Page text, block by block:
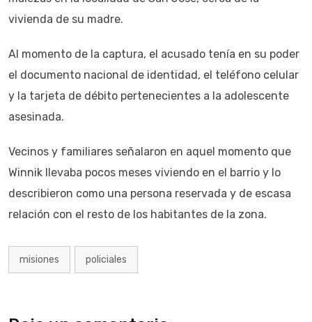
vivienda de su madre.
Al momento de la captura, el acusado tenía en su poder
el documento nacional de identidad, el teléfono celular
y la tarjeta de débito pertenecientes a la adolescente
asesinada.
Vecinos y familiares señalaron en aquel momento que
Winnik llevaba pocos meses viviendo en el barrio y lo
describieron como una persona reservada y de escasa
relación con el resto de los habitantes de la zona.
misiones policiales